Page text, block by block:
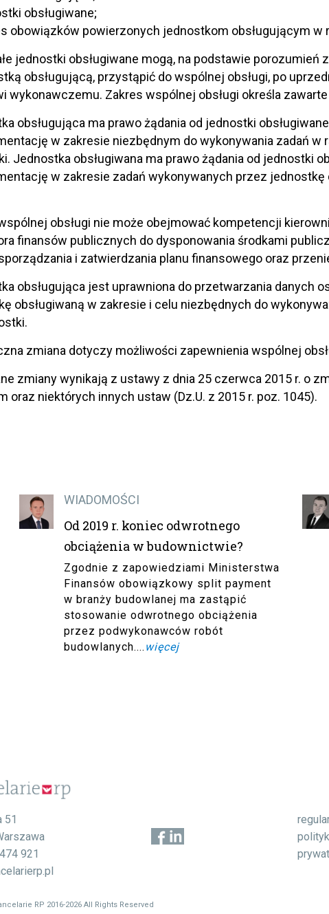
obsługiwane;
obowiązków powierzonych jednostkom obsługującym w
jednostki obsługiwane mogą, na podstawie
obsługującą, przystąpić do wspólnej obsługi, po
wykonawczemu. Zakres wspólnej obsługi określa
obsługująca ma prawo żądania od jednostki
w zakresie niezbędnym do wykonywania zadań w
Jednostka obsługiwana ma prawo żądania od jednostki
w zakresie zadań wykonywanych przez
obsługi nie może obejmować kompetencji
finansów publicznych do dysponowania środkami
i zatwierdzania planu finansowego oraz
obsługująca jest uprawniona do przetwarzania danych
obsługiwaną w zakresie i celu niezbędnych do
zmiana dotyczy możliwości zapewnienia wspólnej
zmiany wynikają z ustawy z dnia 25 czerwca 2015 r. o
oraz niektórych innych ustaw (Dz.U. z 2015 r. poz. 1045).
WIADOMOŚCI
Od 2019 r. koniec odwrotnego
obciążenia w budownictwie?
Zgodnie z zapowiedziami Ministerstwa
Finansów obowiązkowy split payment
w branży budowlanej ma zastąpić
stosowanie odwrotnego obciążenia
przez podwykonawców robót
budowlanych.... więcej
51
921
RP 2016-2026 All Rights Reserved